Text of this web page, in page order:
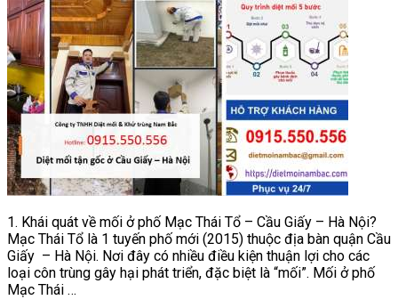
vụ
diệt
mối
khu
vực
phố
Mạc
Thái
Tổ
–
Cầu
Giấy
Hà
Nội
1. Khái quát về mối ở phố Mạc Thái Tổ – Cầu Giấy – Hà Nội?
Mạc Thái Tổ là 1 tuyến phố mới (2015) thuộc địa bàn quận Cầu
Giấy – Hà Nội. Nơi đây có nhiều điều kiện thuận lợi cho các
loại côn trùng gây hại phát triển, đặc biệt là “mối”. Mối ở phố
Mạc Thái …